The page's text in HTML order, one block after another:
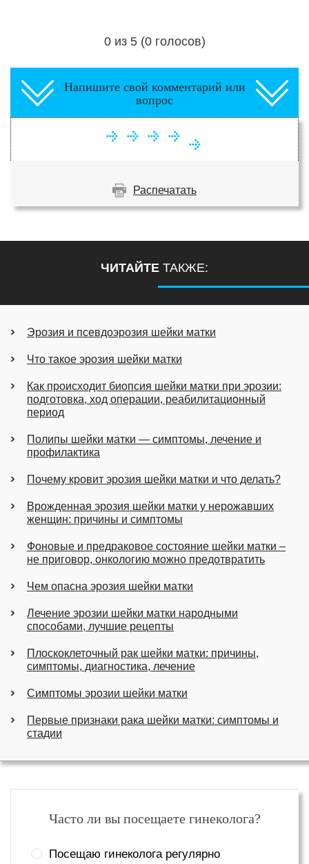
Загрузка...
0 из 5 (0 голосов)
Напишите свой комментарий или
вопрос
Распечатать
ЧИТАЙТЕ ТАКЖЕ:
Эрозия и псевдоэрозия шейки матки
Что такое эрозия шейки матки
Как происходит биопсия шейки матки при эрозии:
подготовка, ход операции, реабилитационный
период
Полипы шейки матки — симптомы, лечение и
профилактика
Почему кровит эрозия шейки матки и что делать?
Врожденная эрозия шейки матки у нерожавших
женщин: причины и симптомы
Фоновые и предраковое состояние шейки матки –
не приговор, онкологию можно предотвратить
Чем опасна эрозия шейки матки
Лечение эрозии шейки матки народными
способами, лучшие рецепты
Плоскоклеточный рак шейки матки: причины,
симптомы, диагностика, лечение
Симптомы эрозии шейки матки
Первые признаки рака шейки матки: симптомы и
стадии
Часто ли вы посещаете гинеколога?
Посещаю гинеколога регулярно